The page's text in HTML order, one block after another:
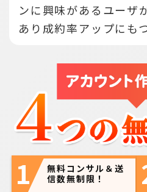
ンに興味があるユーザ
あり成約率アップにも
1
無料コンサル＆送
信数無制限！